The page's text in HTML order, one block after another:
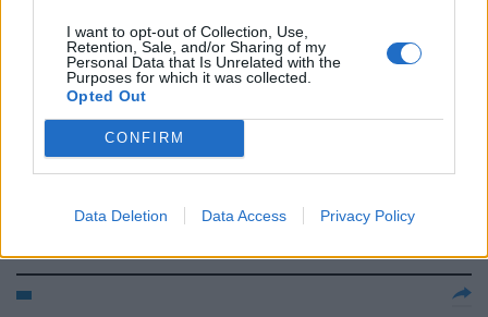
I want to opt-out of Collection, Use,
Retention, Sale, and/or Sharing of my
Personal Data that Is Unrelated with the
Purposes for which it was collected.
Opted Out
CONFIRM
Data Deletion Data Access Privacy Policy
L'amicizia Italia-Libia comincia
dal teatro
29/08/2010
L'amicizia tra utopia e realtà Si